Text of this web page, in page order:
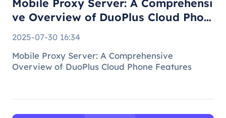
ve Overview of DuoPlus Cloud Phon
e F
2025-07-30 16:34
Mobile Proxy Server: A Comprehensive
Overview of DuoPlus Cloud Phone Features